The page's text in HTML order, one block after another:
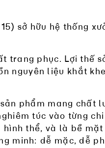
sở hữu hệ thống
trang phục. Lợi thế
nguyên liệu khắt
phẩm mang chất
túc vào từng
thể, và là bề
minh: dễ mặc, dễ